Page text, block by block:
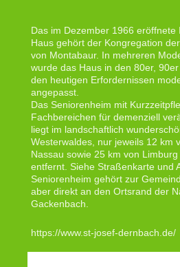
Das im Dezember 1966 eröffnete
Haus gehört der Kongregation
von Montabaur. In mehreren
wurde das Haus in den 80er,
den heutigen Erfordernissen
angepasst.
Das Seniorenheim mit
Fachbereichen für demenziell
liegt im landschaftlich
Westerwaldes, nur jeweils 12 km
Nassau sowie 25 km von
entfernt. Siehe Straßenkarte und
Seniorenheim gehört zur
aber direkt an den Ortsrand der
Gackenbach.
https://www.st-josef-dernbach.de/